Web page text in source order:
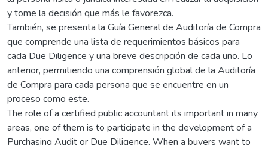
y tome la decisión que más le favorezca.
También, se presenta la Guía General de Auditoría de Compra
que comprende una lista de requerimientos básicos para
cada Due Diligence y una breve descripción de cada uno. Lo
anterior, permitiendo una comprensión global de la Auditoría
de Compra para cada persona que se encuentre en un
proceso como este.
The role of a certified public accountant its important in many
areas, one of them is to participate in the development of a
Purchasing Audit or Due Diligence. When a buyers want to